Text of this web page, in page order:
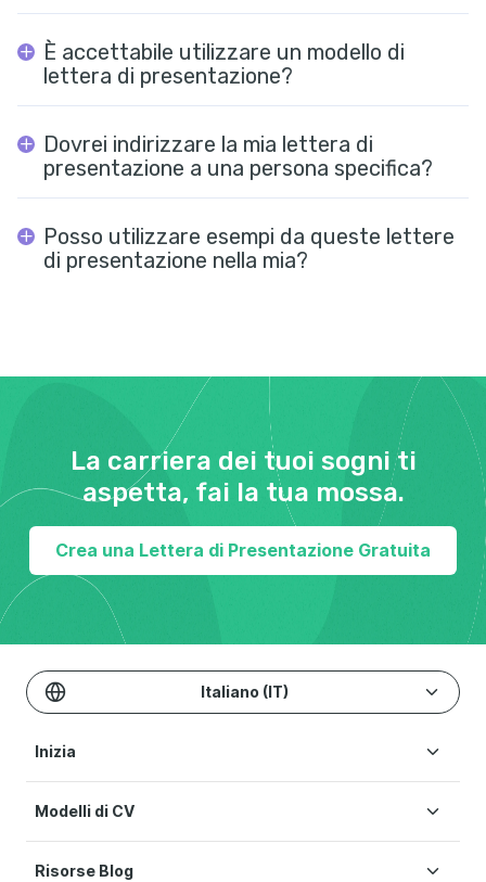
È accettabile utilizzare un modello di
lettera di presentazione?
Dovrei indirizzare la mia lettera di
presentazione a una persona specifica?
Posso utilizzare esempi da queste lettere
di presentazione nella mia?
La carriera dei tuoi sogni ti
aspetta, fai la tua mossa.
Crea una Lettera di Presentazione Gratuita
Italiano (IT)
Inizia
Crea CV
Prezzi
Modelli di CV
Modelli di CV
Risorse Blog